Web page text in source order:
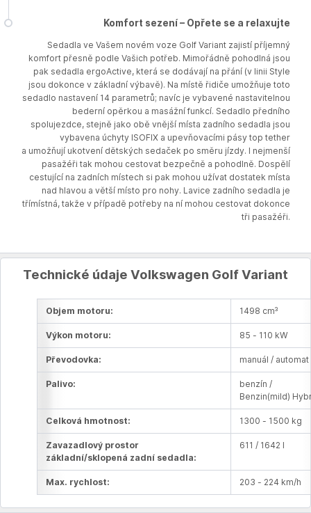
Komfort sezení – Opřete se a relaxujte
Sedadla ve Vašem novém voze Golf Variant zajistí příjemný
komfort přesně podle Vašich potřeb. Mimořádně pohodlná jsou
pak sedadla ergoActive, která se dodávají na přání (v linii Style
jsou dokonce v základní výbavě). Na místě řidiče umožňuje toto
sedadlo nastavení 14 parametrů; navíc je vybavené nastavitelnou
bederní opěrkou a masážní funkcí. Sedadlo předního
spolujezdce, stejně jako obě vnější místa zadního sedadla jsou
vybavena úchyty ISOFIX a upevňovacími pásy top tether
a umožňují ukotvení dětských sedaček po směru jízdy. I nejmenší
pasažéři tak mohou cestovat bezpečně a pohodlně. Dospělí
cestující na zadních místech si pak mohou užívat dostatek místa
nad hlavou a větší místo pro nohy. Lavice zadního sedadla je
třímístná, takže v případě potřeby na ní mohou cestovat dokonce
tři pasažéři.
Technické údaje Volkswagen Golf Variant
Objem motoru: 1498 cm³
Výkon motoru: 85 - 110 kW
Převodovka: manuál / automat
Palivo:
benzín /
Benzin(mild)
Celková hmotnost: 1300 - 1500 kg
Zavazadlový prostor
základní/sklopená zadní sedadla:
611 / 1642 l
Max. rychlost: 203 - 224 km/h